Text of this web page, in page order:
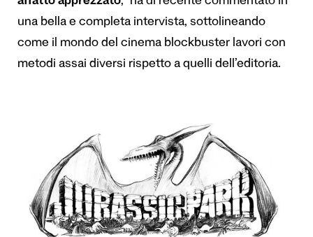
una bella e completa intervista, sottolineando
come il mondo del cinema blockbuster lavori con
metodi assai diversi rispetto a quelli dell’editoria.